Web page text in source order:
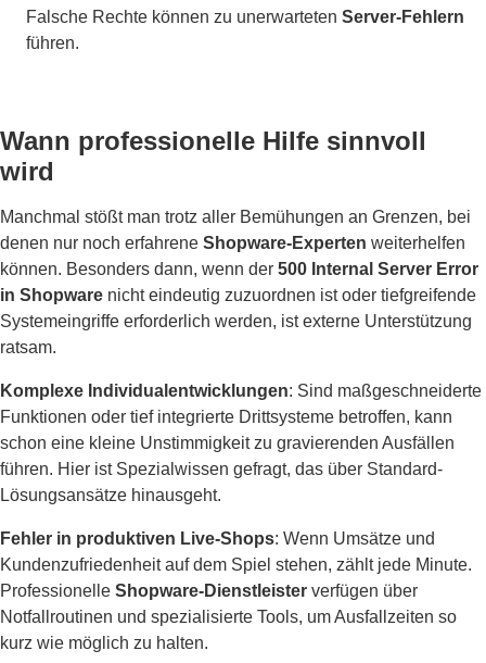
Falsche Rechte können zu unerwarteten Server-Fehlern
führen.
Wann professionelle Hilfe sinnvoll
wird
Manchmal stößt man trotz aller Bemühungen an Grenzen, bei
denen nur noch erfahrene Shopware-Experten weiterhelfen
können. Besonders dann, wenn der 500 Internal Server Error
in Shopware nicht eindeutig zuzuordnen ist oder tiefgreifende
Systemeingriffe erforderlich werden, ist externe Unterstützung
ratsam.
Komplexe Individualentwicklungen: Sind maßgeschneiderte
Funktionen oder tief integrierte Drittsysteme betroffen, kann
schon eine kleine Unstimmigkeit zu gravierenden Ausfällen
führen. Hier ist Spezialwissen gefragt, das über Standard-
Lösungsansätze hinausgeht.
Fehler in produktiven Live-Shops: Wenn Umsätze und
Kundenzufriedenheit auf dem Spiel stehen, zählt jede Minute.
Professionelle Shopware-Dienstleister verfügen über
Notfallroutinen und spezialisierte Tools, um Ausfallzeiten so
kurz wie möglich zu halten.